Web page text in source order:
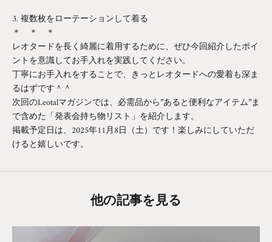
複数枚をローテーションして着る
＊ ＊ ＊
レオタードを長く綺麗に着用するために、ぜひ今回紹介したポイ
ントを意識してお手入れを実践してください。
丁寧にお手入れをすることで、きっとレオタードへの愛着も深ま
るはずです＾＾
次回のLeotalマガジンでは、必需品から”あると便利なアイテム”ま
で含めた「発表会持ち物リスト」を紹介します。
掲載予定日は、2025年11月8日（土）です！楽しみにしていただ
けると嬉しいです。
他の記事を見る